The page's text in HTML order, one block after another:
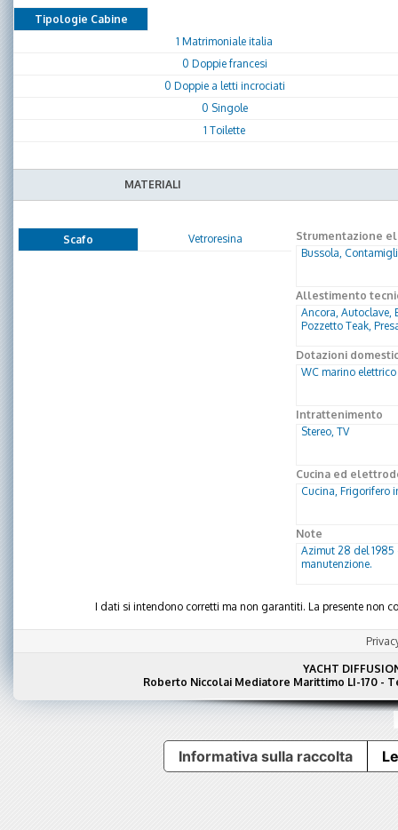
Tipologie Cabine
1 Matrimoniale italia
0 Doppie francesi
0 Doppie a letti incrociati
0 Singole
1 Toilette
MATERIALI
Scafo Vetroresina
Strumentazione
Bussola,
Allestimento
Ancora, Autoclave,
Pozzetto Teak,
Dotazioni
WC marino elettrico
Intrattenimento
Stereo, TV
Cucina ed
Cucina, Frigorifero
Note
Azimut 28 del 1985
manutenzione.
I dati si intendono corretti ma non garantiti. La presente non
YACHT
Roberto Niccolai Mediatore Marittimo LI-170 - Tel
Informativa sulla raccolta